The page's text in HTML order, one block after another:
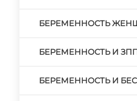
БЕРЕМЕННОСТЬ
БЕРЕМЕННОСТЬ И
БЕРЕМЕННОСТЬ И